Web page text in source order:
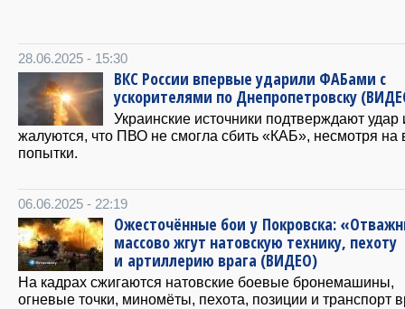
28.06.2025 - 15:30
ВКС России впервые ударили ФАБами с
ускорителями по Днепропетровску
Украинские источники подтверждают удар
жалуются, что ПВО не смогла сбить «КАБ», несмотря на
попытки.
06.06.2025 - 22:19
Ожесточённые бои у Покровска:
массово жгут натовскую технику, пехоту
и артиллерию врага (ВИДЕО)
На кадрах сжигаются натовские боевые бронемашины,
огневые точки, миномёты, пехота, позиции и транспорт